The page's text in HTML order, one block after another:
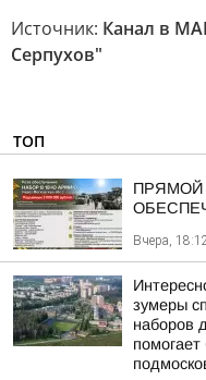
Источник: Канал в
Серпухов"
ТОП
ПРЯМОЙ
Вчера,
зумеры
наборов